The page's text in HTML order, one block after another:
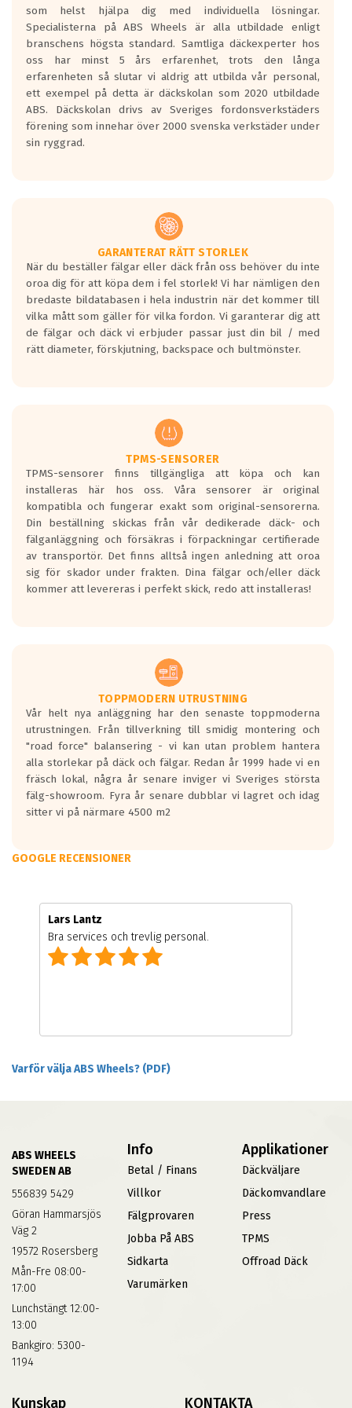
den kortaste bromssträckan och F är den
längsta.
Inga D eller G betyg delas ut för
personbilar och lätta lastbilar.
Betyget sätts efter ett test där däcken
skall bromsa in på en väg där det ligger
0.5-1.5 mm vatten.
I 80km/h kommer skillnaden på
Vid körning i över 50km/h brukar
rullmotståndets ljud överträffa
motorljudet.
På däckmärkningen kommer det finnas
en symbol av ett däck med vågar. Hög
bullernivå markeras med svarta vågor
medans de vita vågorna påvisar om det är
ett tyst däck.
regelverket som introduceras år 2016.
Ett däck med två svarta vågor är redan
godkända för år 2016 nya regelverk.
Ett däck med en svart våg kommer vara
minst tre decibel tystare än det
regelverk som börjar gälla 2016.
som helst hjälpa dig med individuella lösningar.
Specialisterna på ABS Wheels är alla utbildade enligt
branschens högsta standard. Samtliga däckexperter hos
oss har minst 5 års erfarenhet, trots den långa
erfarenheten så slutar vi aldrig att utbilda vår personal,
ett exempel på detta är däckskolan som 2020 utbildade
ABS. Däckskolan drivs av Sveriges fordonsverkstäders
förening som innehar över 2000 svenska verkstäder under
sin ryggrad.
GARANTERAT RÄTT STORLEK
När du beställer fälgar eller däck från oss behöver du inte
oroa dig för att köpa dem i fel storlek! Vi har nämligen den
bredaste bildatabasen i hela industrin när det kommer till
vilka mått som gäller för vilka fordon. Vi garanterar dig att
de fälgar och däck vi erbjuder passar just din bil / med
rätt diameter, förskjutning, backspace och bultmönster.
TPMS-SENSORER
TPMS-sensorer finns tillgängliga att köpa och kan
installeras här hos oss. Våra sensorer är original
kompatibla och fungerar exakt som original-sensorerna.
Din beställning skickas från vår dedikerade däck- och
fälganläggning och försäkras i förpackningar certifierade
av transportör. Det finns alltså ingen anledning att oroa
sig för skador under frakten. Dina fälgar och/eller däck
kommer att levereras i perfekt skick, redo att installeras!
TOPPMODERN UTRUSTNING
Vår helt nya anläggning har den senaste toppmoderna
utrustningen. Från tillverkning till smidig montering och
"road force" balansering - vi kan utan problem hantera
alla storlekar på däck och fälgar. Redan år 1999 hade vi en
fräsch lokal, några år senare inviger vi Sveriges största
fälg-showroom. Fyra år senare dubblar vi lagret och idag
sitter vi på närmare 4500 m2
GOOGLE RECENSIONER
Lars Lantz
Bra services och trevlig personal.
Varför välja ABS Wheels? (PDF)
ABS WHEELS
SWEDEN AB
556839 5429
Göran Hammarsjös
Väg 2
19572 Rosersberg
Mån-Fre 08:00-
17:00
Lunchstängt 12:00-
13:00
Bankgiro: 5300-
1194
Info
Betal / Finans
Villkor
Fälgprovaren
Jobba På ABS
Sidkarta
Varumärken
Applikationer
Däckväljare
Däckomvandlare
Press
TPMS
Offroad Däck
Kunskap KONTAKTA